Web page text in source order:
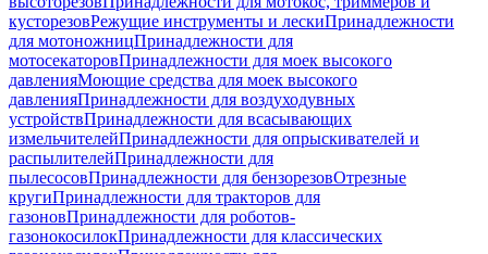
кусторезовРежущие инструменты и лескиПринадлежности
для мотоножницПринадлежности для
мотосекаторовПринадлежности для моек высокого
давленияМоющие средства для моек высокого
давленияПринадлежности для воздуходувных
устройствПринадлежности для всасывающих
измельчителейПринадлежности для опрыскивателей и
распылителейПринадлежности для
пылесосовПринадлежности для бензорезовОтрезные
кругиПринадлежности для тракторов для
газоновПринадлежности для роботов-
газонокосилокПринадлежности для классических